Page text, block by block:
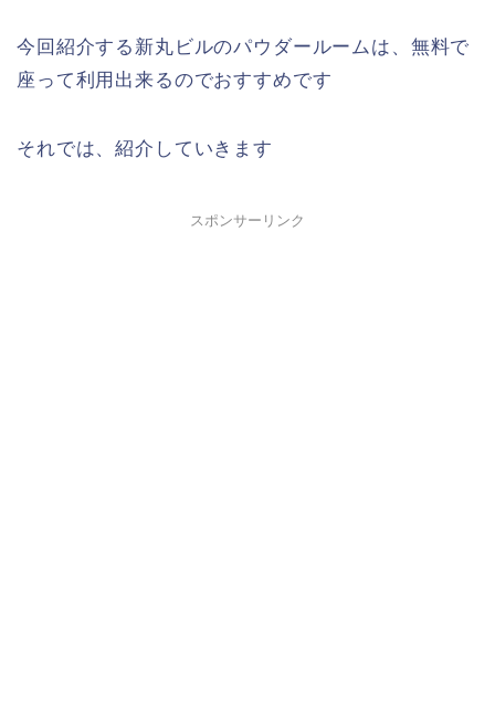
今回紹介する新丸ビルのパウダールームは、無料で
座って利用出来るのでおすすめです
それでは、紹介していきます
スポンサーリンク